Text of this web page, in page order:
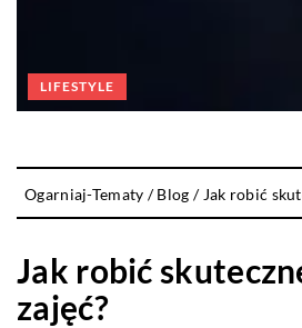
LIFESTYLE
Ogarniaj-Tematy /Blog / Jak robić
Jak robić
zajęć?